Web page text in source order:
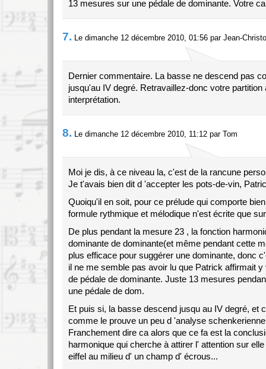
13 mesures sur une pédale de dominante. Votre
7. Le dimanche 12 décembre 2010, 01:56 par Jean-
Dernier commentaire. La basse ne descend pas
jusqu'au IV degré. Retravaillez-donc votre partition
interprétation.
8. Le dimanche 12 décembre 2010, 11:12 par Tom
Moi je dis, à ce niveau la, c'est de la rancune
Je t'avais bien dit d 'accepter les pots-de-vin,
Quoiqu'il en soit, pour ce prélude qui comporte
formule rythmique et mélodique n'est écrite que
De plus pendant la mesure 23 , la fonction
dominante de dominante(et même pendant cette
plus efficace pour suggérer une dominante, donc
il ne me semble pas avoir lu que Patrick affirmait
de pédale de dominante. Juste 13 mesures
une pédale de dom.
Et puis si, la basse descend jusqu au IV degré, et
comme le prouve un peu d 'analyse
Franchement dire ca alors que ce fa est la
harmonique qui cherche à attirer l' attention sur
eiffel au milieu d' un champ d' écrous...